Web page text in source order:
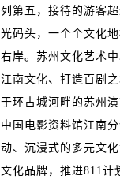
第五，接待的游客
码头，一个个文化
岸。苏州文化艺术中
南文化、打造百剧
环古城河畔的苏州
国电影资料馆江南
、沉浸式的多元文
化品牌，推进811计